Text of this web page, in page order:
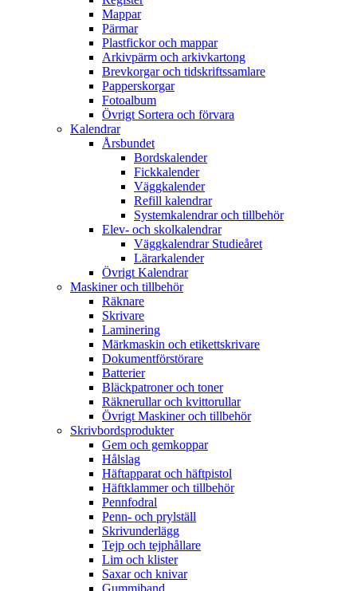
Mappar
Pärmar
Plastfickor och mappar
Arkivpärm och arkivkartong
Brevkorgar och tidskriftssamlare
Papperskorgar
Fotoalbum
Övrigt Sortera och förvara
Kalendrar
Årsbundet
Bordskalender
Fickkalender
Väggkalender
Refill kalendrar
Systemkalendrar och tillbehör
Elev- och skolkalendrar
Väggkalendrar Studieåret
Lärarkalender
Övrigt Kalendrar
Maskiner och tillbehör
Räknare
Skrivare
Laminering
Märkmaskin och etikettskrivare
Dokumentförstörare
Batterier
Bläckpatroner och toner
Räknerullar och kvittorullar
Övrigt Maskiner och tillbehör
Skrivbordsprodukter
Gem och gemkoppar
Hålslag
Häftapparat och häftpistol
Häftklammer och tillbehör
Pennfodral
Penn- och prylställ
Skrivunderlägg
Tejp och tejphållare
Lim och klister
Saxar och knivar
Gummiband